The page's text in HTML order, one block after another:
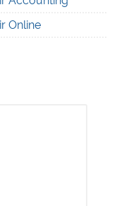
Online